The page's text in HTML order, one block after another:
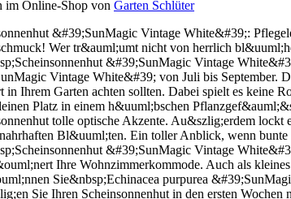
im Online-Shop von Garten Schlüter
&#39;SunMagic Vintage White&#39;:
Wer tr&auml;umt nicht von herrlich
&#39;SunMagic Vintage
Vintage White&#39; von Juli bis September.
in Ihrem Garten achten sollten. Dabei spielt es keine
Platz in einem h&uuml;bschen
tolle optische Akzente. Au&szlig;erdem
Bl&uuml;ten. Ein toller Anblick, wenn
&#39;SunMagic Vintage
Ihre Wohnzimmerkommode. Auch als
Sie&nbsp;Echinacea purpurea
Sie Ihren Scheinsonnenhut in den ersten